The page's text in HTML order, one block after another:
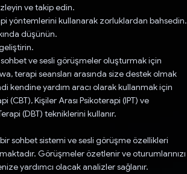
izleyin ve takip edin.
yöntemlerini kullanarak zorluklardan bahsedin.
düşünün.
ve sesli görüşmeler oluşturmak için
terapi seansları arasında size destek olmak
kendine yardım aracı olarak kullanmak için
(CBT), Kişiler Arası Psikoterapi (IPT) ve
(DBT) tekniklerini kullanır.
sohbet sistemi ve sesli görüşme özellikleri
Görüşmeler özetlenir ve oturumlarınızı
yardımcı olacak analizler sağlanır.